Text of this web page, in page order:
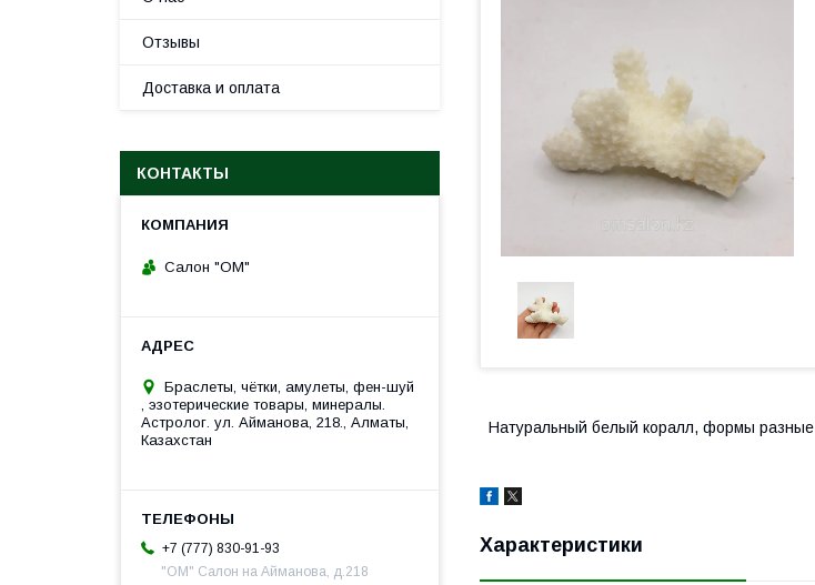
Натуральный белый коралл, формы разные
Характеристики
Отзывы
Доставка и оплата
КОНТАКТЫ
Салон "ОМ"
Браслеты, чётки, амулеты, фен-шуй
, эзотерические товары, минералы.
Астролог. ул. Айманова, 218., Алматы,
Казахстан
+7 (777) 830-91-93
"ОМ" Салон на Айманова, д.218